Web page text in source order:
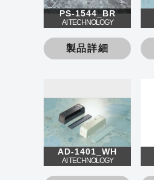
PS-1544_BR
AI TECHNOLOGY
製品詳細
AD-1401_WH
AI TECHNOLOGY